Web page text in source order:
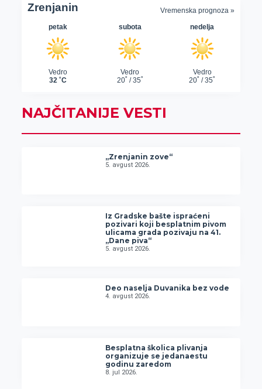
NAJČITANIJE VESTI
„Zrenjanin zove“
5. avgust 2026.
Iz Gradske bašte ispraćeni
pozivari koji besplatnim pivom
ulicama grada pozivaju na 41.
„Dane piva“
5. avgust 2026.
Deo naselja Duvanika bez vode
4. avgust 2026.
Besplatna školica plivanja
organizuje se jedanaestu
godinu zaredom
8. jul 2026.